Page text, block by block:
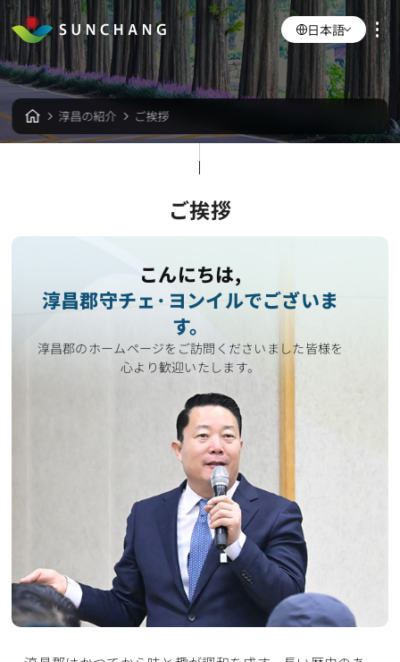
日本語
淳昌の紹介 ご挨拶
ご挨拶
こんにちは,
淳昌郡守チェ·ヨンイルでございま
す。
淳昌郡のホームページをご訪問くださいました皆様を
心より歓迎いたします。